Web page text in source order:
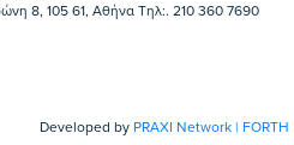
8, 105 61, Αθήνα Τηλ:. 210 360 7690
Developed by PRAXI Network | FORTH